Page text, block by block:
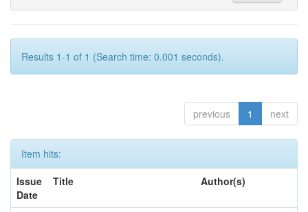
Results 1-1 of 1 (Search time: 0.001 seconds).
previous 1 next
Item hits:
Issue
Date
Title Author(s)